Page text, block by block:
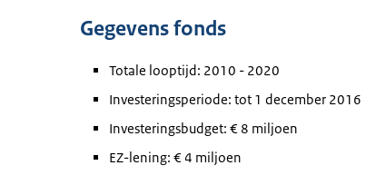
Gegevens fonds
Totale looptijd: 2010 - 2020
Investeringsperiode: tot 1 december 2016
Investeringsbudget: € 8 miljoen
EZ-lening: € 4 miljoen